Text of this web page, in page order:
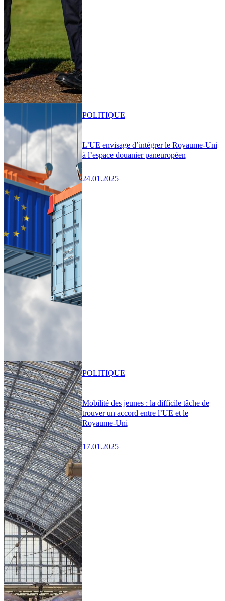
L’UE envisage d’intégrer le Royaume-Uni
à l’espace douanier paneuropéen
24.01.2025
POLITIQUE
Mobilité des jeunes : la difficile tâche de
trouver un accord entre l’UE et le
Royaume-Uni
17.01.2025
POLITIQUE